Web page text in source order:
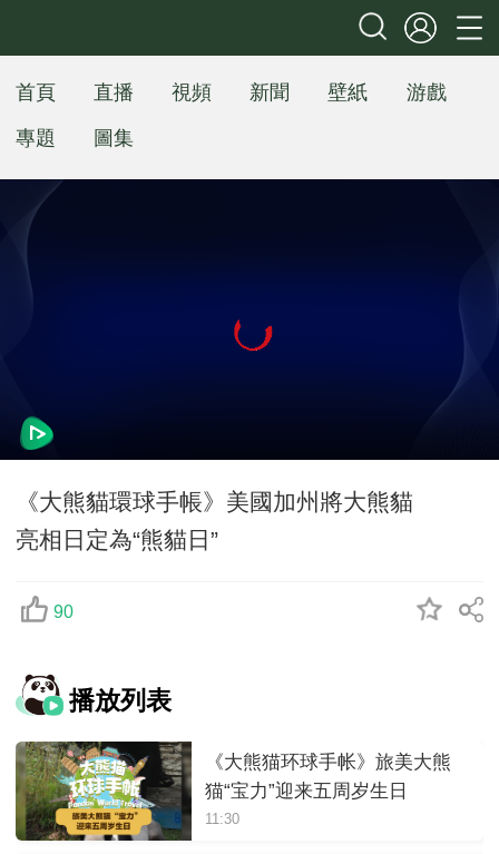
首頁 直播 視頻 新聞 壁紙
游戲
專題
圖集
《大熊貓環球手帳》美國加州將大熊貓
亮相日定為“熊貓日”
90
播放列表
《大熊猫环球手帐》旅美大熊
猫“宝力”迎来五周岁生日
11:30